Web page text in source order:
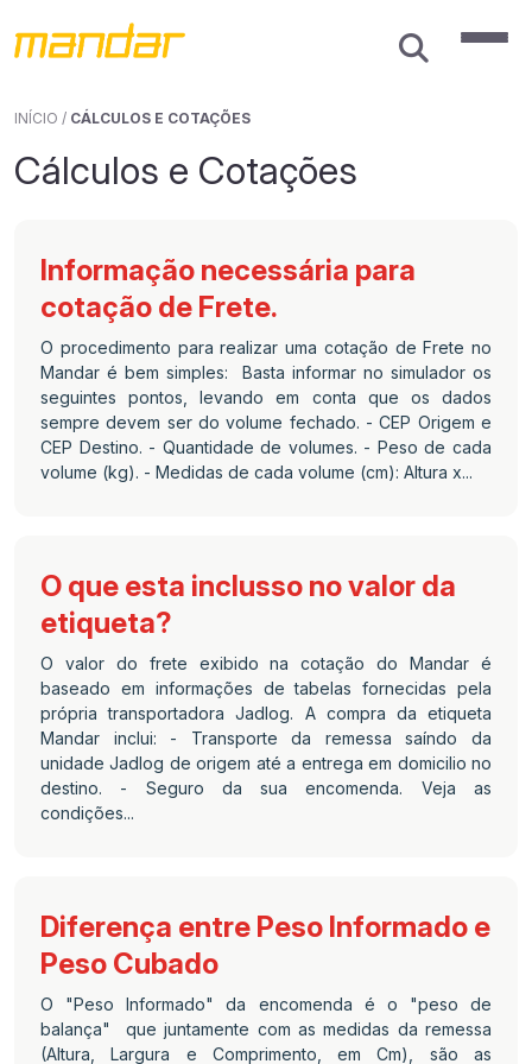
INÍCIO / CÁLCULOS E COTAÇÕES
Cálculos e Cotações
Informação necessária para
cotação de Frete.
O procedimento para realizar uma cotação de Frete no
Mandar é bem simples: Basta informar no simulador os
seguintes pontos, levando em conta que os dados
sempre devem ser do volume fechado. - CEP Origem e
CEP Destino. - Quantidade de volumes. - Peso de cada
volume (kg). - Medidas de cada volume (cm): Altura x...
O que esta inclusso no valor da
etiqueta?
O valor do frete exibido na cotação do Mandar é
baseado em informações de tabelas fornecidas pela
própria transportadora Jadlog. A compra da etiqueta
Mandar inclui: - Transporte da remessa saíndo da
unidade Jadlog de origem até a entrega em domicilio no
destino. - Seguro da sua encomenda. Veja as
condições...
Diferença entre Peso Informado e
Peso Cubado
O "Peso Informado" da encomenda é o "peso de
balança" que juntamente com as medidas da remessa
(Altura, Largura e Comprimento, em Cm), são as